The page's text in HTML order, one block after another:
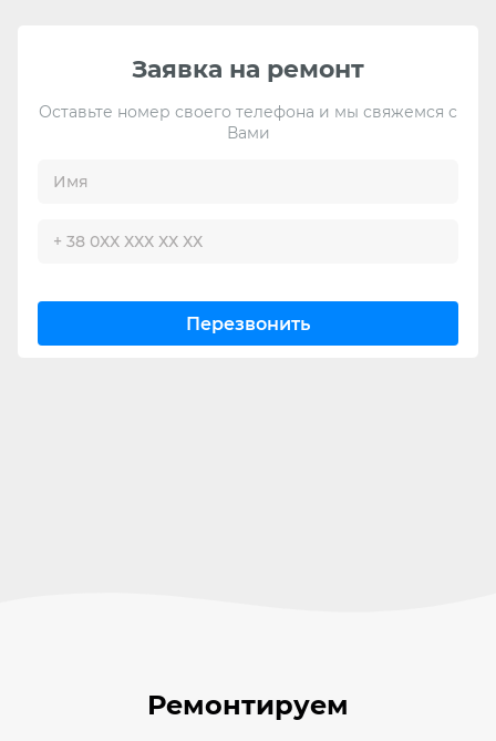
Заявка на ремонт
Оставьте номер своего телефона и мы свяжемся с
Вами
Ремонтируем